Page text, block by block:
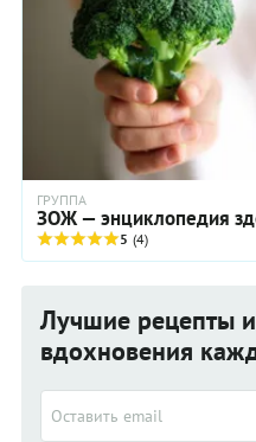
ГРУППА
ЗОЖ — энциклопедия
5 (4)
Лучшие рецепты
вдохновения